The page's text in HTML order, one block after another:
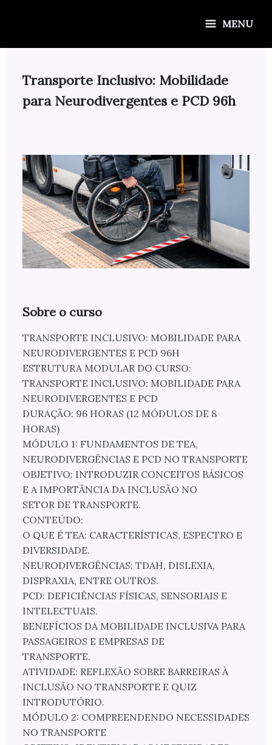
MENU
Transporte Inclusivo: Mobilidade
para Neurodivergentes e PCD 96h
Sobre o curso
TRANSPORTE INCLUSIVO: MOBILIDADE PARA
NEURODIVERGENTES E PCD 96H
ESTRUTURA MODULAR DO CURSO:
TRANSPORTE INCLUSIVO: MOBILIDADE PARA
NEURODIVERGENTES E PCD
DURAÇÃO: 96 HORAS (12 MÓDULOS DE 8
HORAS)
MÓDULO 1: FUNDAMENTOS DE TEA,
NEURODIVERGÊNCIAS E PCD NO TRANSPORTE
OBJETIVO: INTRODUZIR CONCEITOS BÁSICOS
E A IMPORTÂNCIA DA INCLUSÃO NO
SETOR DE TRANSPORTE.
CONTEÚDO:
O QUE É TEA: CARACTERÍSTICAS, ESPECTRO E
DIVERSIDADE.
NEURODIVERGÊNCIAS: TDAH, DISLEXIA,
DISPRAXIA, ENTRE OUTROS.
PCD: DEFICIÊNCIAS FÍSICAS, SENSORIAIS E
INTELECTUAIS.
BENEFÍCIOS DA MOBILIDADE INCLUSIVA PARA
PASSAGEIROS E EMPRESAS DE
TRANSPORTE.
ATIVIDADE: REFLEXÃO SOBRE BARREIRAS À
INCLUSÃO NO TRANSPORTE E QUIZ
INTRODUTÓRIO.
MÓDULO 2: COMPREENDENDO NECESSIDADES
NO TRANSPORTE